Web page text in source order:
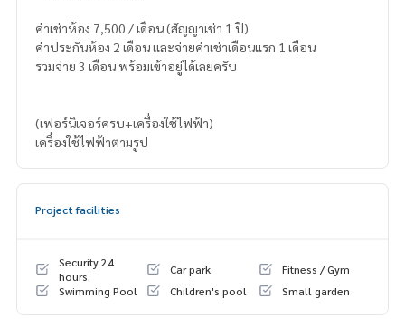
ค่าเช่าห้อง 7,500 / เดือน (สัญญาเช่า 1 ปี)
ค่าประกันห้อง 2 เดือน และจ่ายค่าเช่าเดือนแรก 1 เดือน
รวมจ่าย 3 เดือน พร้อมเข้าอยู่ได้เลยครับ
(เฟอร์นิเจอร์ครบ+เครื่องใช้ไฟฟ้า)
เครื่องใช้ไฟฟ้าตามรูป
Project facilities
Security 24
hours.
Car park
Fitness / Gym
Swimming Pool
Children's pool Small garden